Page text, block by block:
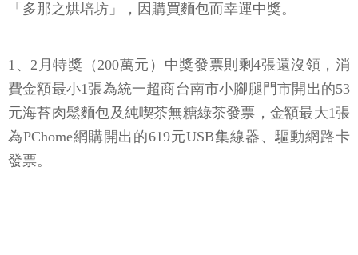
「多那之烘培坊」，因購買麵包而幸運中獎。
1、2月特獎（200萬元）中獎發票則剩4張還沒領，消
費金額最小1張為統一超商台南市小腳腿門市開出的53
元海苔肉鬆麵包及純喫茶無糖綠茶發票，金額最大1張
為PChome網購開出的619元USB集線器、驅動網路卡
發票。